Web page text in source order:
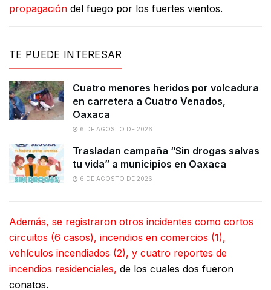
propagación del fuego por los fuertes vientos.
TE PUEDE INTERESAR
Cuatro menores heridos por volcadura
en carretera a Cuatro Venados,
Oaxaca
6 DE AGOSTO DE 2026
Trasladan campaña “Sin drogas salvas
tu vida” a municipios en Oaxaca
6 DE AGOSTO DE 2026
Además, se registraron otros incidentes como cortos
circuitos (6 casos), incendios en comercios (1),
vehículos incendiados (2), y cuatro reportes de
incendios residenciales, de los cuales dos fueron
conatos.